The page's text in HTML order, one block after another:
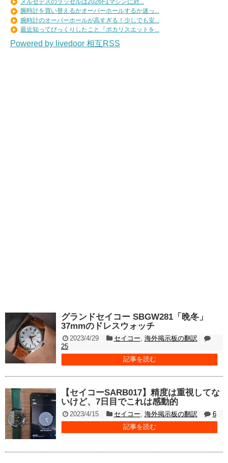
メルセデスのラッセルは2026F1マシンに対...
腕時計を買い替えるかオーバーホールするか迷っ...
腕時計のオーバーホールが高すぎる！少しでも安...
最近知ってびっくりしたこと『ポカリスエットを...
Powered by livedoor 相互RSS
グランドセイコー SBGW281「晩冬」
37mmのドレスウォッチ
2023/4/29 セイコー, 海外掲示板の翻訳
25
記事を読む
【セイコーSARB017】精度は重視してな
いけど、7日目でこれは感動的
2023/4/15 セイコー, 海外掲示板の翻訳
6
記事を読む